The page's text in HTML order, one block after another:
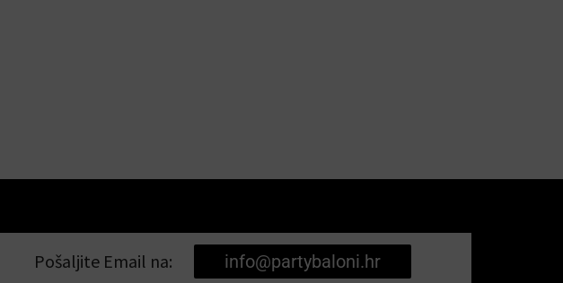
Pošaljite Email na: info@partybaloni.hr